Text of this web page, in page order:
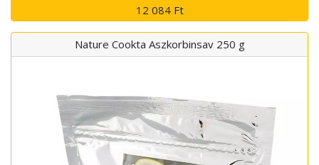
12 084 Ft
Nature Cookta Aszkorbinsav 250 g